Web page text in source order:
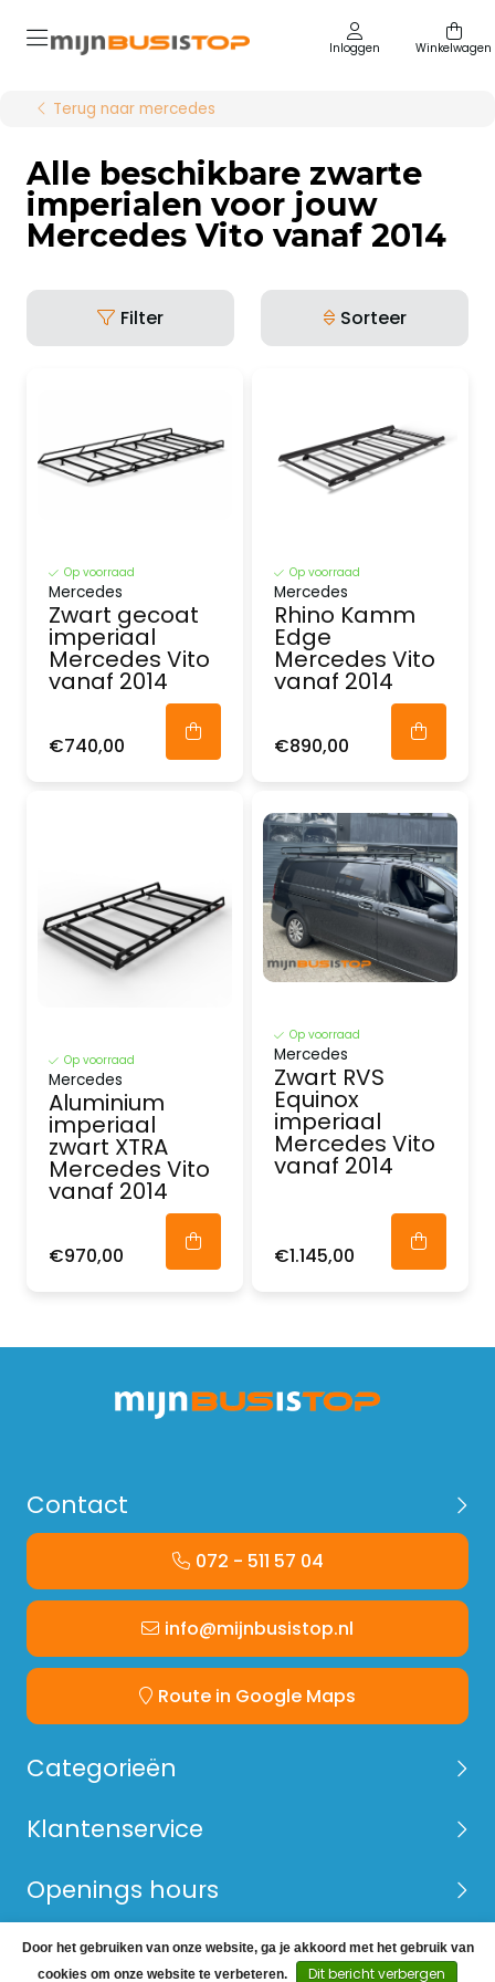
Inloggen Winkelwagen
Terug naar mercedes
Alle beschikbare zwarte
imperialen voor jouw
Mercedes Vito vanaf 2014
Filter Sorteer
Op voorraad
Mercedes
Zwart gecoat
imperiaal
Mercedes Vito
vanaf 2014
€740,00
Op voorraad
Mercedes
Rhino Kamm
Edge
Mercedes Vito
vanaf 2014
€890,00
Op voorraad
Mercedes
Aluminium
imperiaal
zwart XTRA
Mercedes Vito
vanaf 2014
€970,00
Op voorraad
Mercedes
Zwart RVS
Equinox
imperiaal
Mercedes Vito
vanaf 2014
€1.145,00
Contact
072 - 511 57 04
info@mijnbusistop.nl
Route in Google Maps
Categorieën
Klantenservice
Openings hours
© Copyright 2026 Mijn Bus is Top -Webshop laten
Door het gebruiken van onze website, ga je akkoord met het gebruik van
cookies om onze website te verbeteren.
Dit bericht verbergen